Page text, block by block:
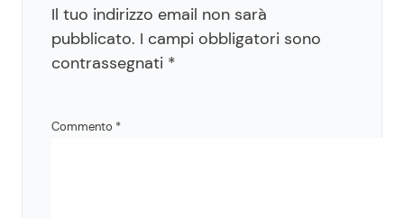
Il tuo indirizzo email non sarà
pubblicato. I campi obbligatori sono
contrassegnati *
Commento *